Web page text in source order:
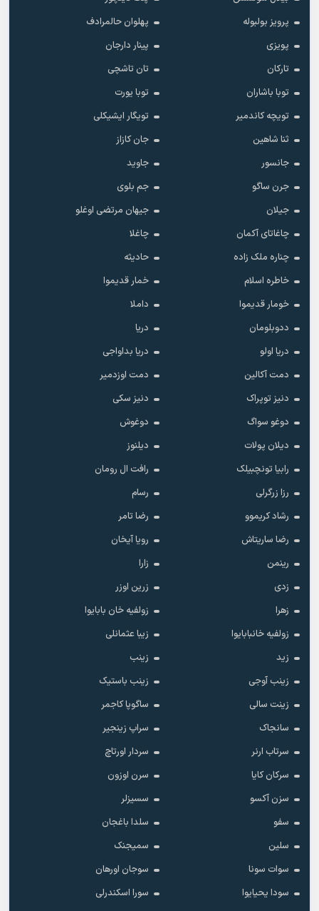
پرویز بولبوله
پهلوان حالمرادف
پویزی
پینار دارجان
تارکان
تان تاشچی
توبا باشاران
توبا یورت
تویچه کاندمیر
تویگار ایشیکلی
ثنا شاهین
جان کازاز
جانسور
جاوید
جرن ساگو
جم بلوی
جیلان
جیهان مرتضی اوغلو
چاغاتای آکمان
چاغلا
چناره ملک زاده
حادیثه
خاطره اسلام
خمار قدیموا
خومار قدیموا
داملا
ددوبلومان
دریا
دریا اولو
دریا بداواجی
دمت آکالین
دمت اوزدمیر
دنیز توپراک
دنیز سکی
دوغو سواگ
دوغوش
دیلان پولات
دیلنوز
رابیا تونچبیلک
رافت ال رومان
رزا زرگرلی
رسام
رشاد کریموو
رضا تامر
رضا ساریتاش
رویا آیخان
رینمن
زارا
زدی
زرین اوزر
زهرا
زولفیه خان بابایوا
زولفیه خانبابایوا
زیبا عثمانلی
زید
زینب
زینب آوجی
زینب باستیک
زینت سالی
ساگوپا کاجمر
سانجاک
سراپ زینجیر
سرتاب ارنر
سردار اورتاچ
سرکان کایا
سرن اوزون
سزن آکسو
سسیزلر
سفو
سلدا باغجان
سلین
سمیجنک
سوات سونا
سوجان اورهان
سودا یحیایوا
سورا اسکندرلی